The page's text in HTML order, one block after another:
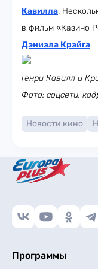
Кавилла.
в фильм «Казино
Дэниэла Крэйга.
Генри Кавилл и
Фото: соцсети,
Новости кино
Программы